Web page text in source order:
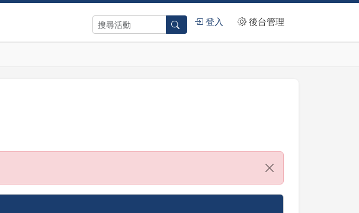
登入 後台管理